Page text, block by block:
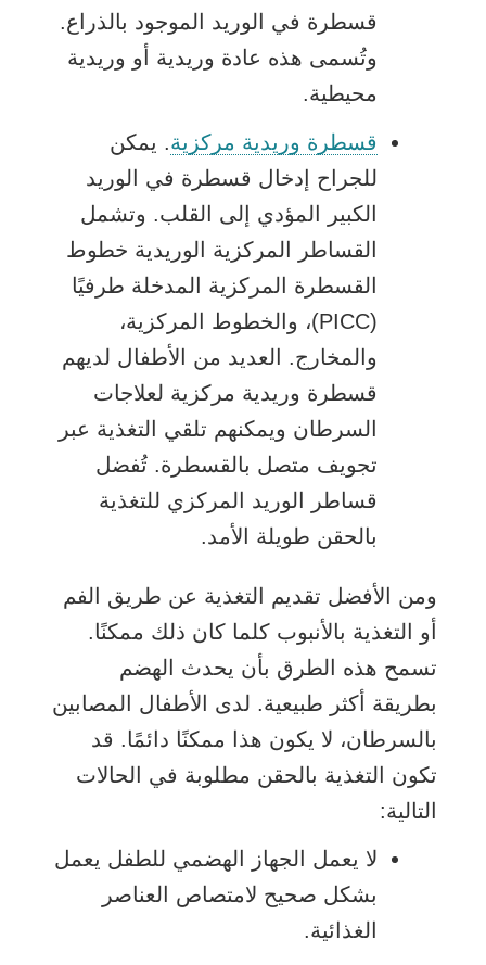
قسطرة في الوريد الموجود بالذراع.
وتُسمى هذه عادة وريدية أو وريدية
محيطية.
قسطرة وريدية مركزية. يمكن
للجراح إدخال قسطرة في الوريد
الكبير المؤدي إلى القلب. وتشمل
القساطر المركزية الوريدية خطوط
القسطرة المركزية المدخلة طرفيًا
(PICC)، والخطوط المركزية،
والمخارج. العديد من الأطفال لديهم
قسطرة وريدية مركزية لعلاجات
السرطان ويمكنهم تلقي التغذية عبر
تجويف متصل بالقسطرة. تُفضل
قساطر الوريد المركزي للتغذية
بالحقن طويلة الأمد.
ومن الأفضل تقديم التغذية عن طريق الفم
أو التغذية بالأنبوب كلما كان ذلك ممكنًا.
تسمح هذه الطرق بأن يحدث
الهضم
بطريقة أكثر طبيعية. لدى الأطفال المصابين
بالسرطان، لا يكون هذا ممكنًا دائمًا. قد
تكون التغذية بالحقن مطلوبة في الحالات
التالية:
لا يعمل الجهاز الهضمي للطفل يعمل
بشكل صحيح لامتصاص العناصر
الغذائية.